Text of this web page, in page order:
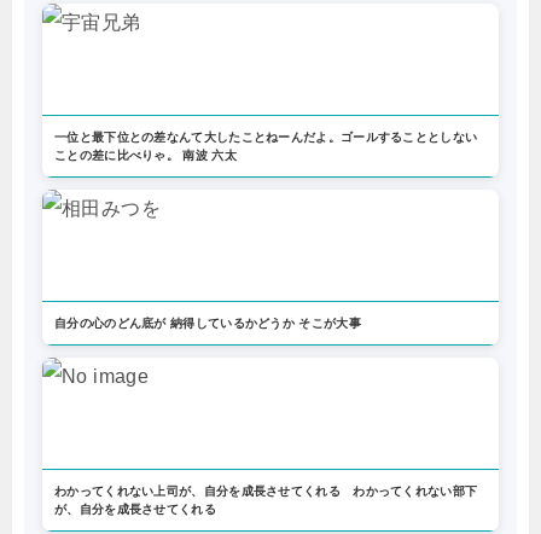
一位と最下位との差なんて大したことねーんだよ。ゴールすることとしない
ことの差に比べりゃ。 南波 六太
自分の心のどん底が 納得しているかどうか そこが大事
わかってくれない上司が、自分を成長させてくれる わかってくれない部下
が、自分を成長させてくれる